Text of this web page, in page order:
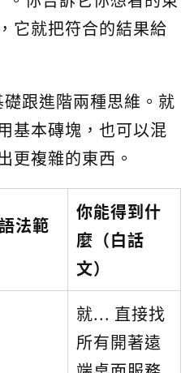
它就把符合的結果給
跟進階兩種思維。就
基本磚塊，也可以混
更複雜的東西。
法範
你能得到什
麼（白話
文）
就... 直接找
所有開著遠